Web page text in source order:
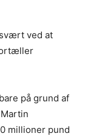
ved at
på grund af
millioner pund